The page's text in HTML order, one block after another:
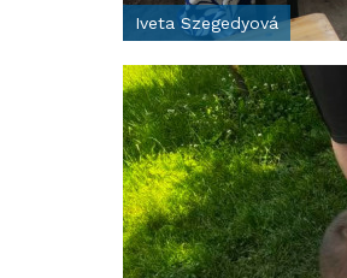
Iveta Szegedyová